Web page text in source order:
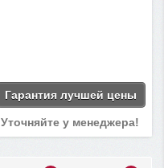
Гарантия лучшей цены
Уточняйте у менеджера!